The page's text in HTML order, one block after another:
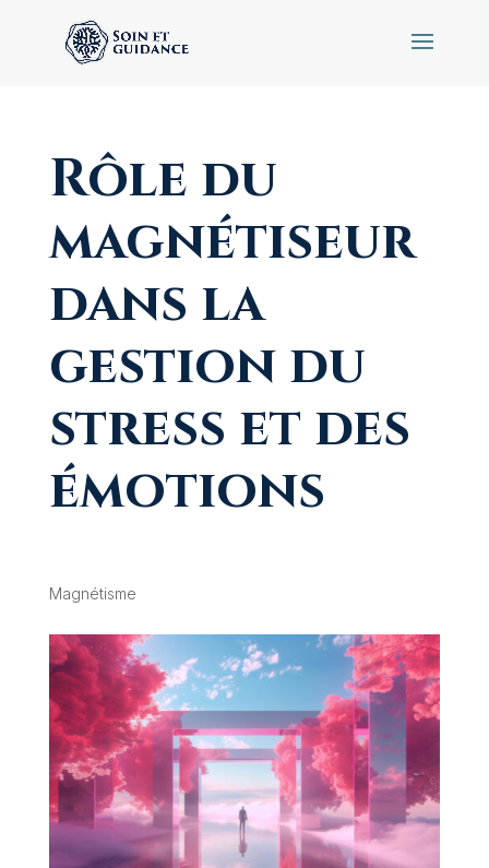
Rôle du
magnétiseur
dans la
gestion du
stress et des
émotions
Magnétisme